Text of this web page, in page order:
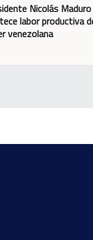
Nicolás Maduro
labor productiva
venezolana